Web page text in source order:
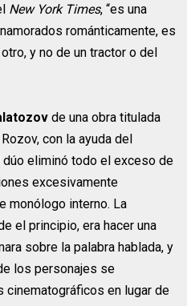
New York Times, “es una
románticamente, es
y no de un tractor o del
de una obra titulada
con la ayuda del
dúo eliminó todo el exceso de
excesivamente
monólogo interno. La
el principio, era hacer una
sobre la palabra hablada, y
los personajes se
cinematográficos en lugar de